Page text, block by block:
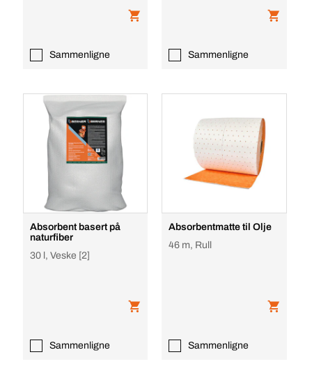
Sammenligne Sammenligne
Absorbent basert på
naturfiber
30 l, Veske [2]
Sammenligne
Absorbentmatte til Olje
46 m, Rull
Sammenligne